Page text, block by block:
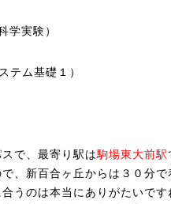
学実験）
テム基礎１）
で、最寄り駅は駒場東大前駅
、新百合ヶ丘からは３０分
合うのは本当にありがたいで